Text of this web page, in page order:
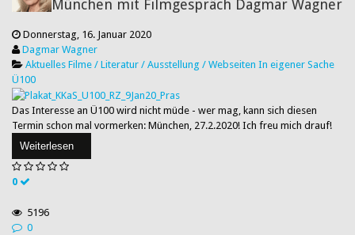
München mit Filmgespräch Dagmar Wagner
Donnerstag, 16. Januar 2020
Dagmar Wagner
Aktuelles Filme / Literatur / Ausstellung / Webseiten In eigener Sache
Ü100
​Das Interesse an Ü100 wird nicht müde - wer mag, kann sich diesen
Termin schon mal vormerken: München, 27.2.2020! Ich freu mich drauf!
Weiterlesen
0
5196
0